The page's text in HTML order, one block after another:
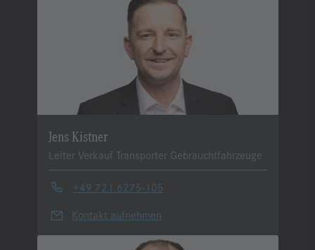
Jens Kistner
Leiter Verkauf Transporter Gebrauchtfahrzeuge
+49 721 6275-105
Kontakt aufnehmen